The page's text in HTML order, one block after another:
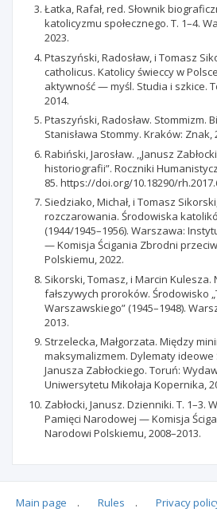
Łatka, Rafał, red. Słownik
katolicyzmu społecznego. T. 1–4.
2023.
Ptaszyński, Radosław, i Tomasz
catholicus. Katolicy świeccy w
aktywność — myśl. Studia i szkice.
2014.
Ptaszyński, Radosław. Stommizm.
Stanisława Stommy. Kraków: Znak,
Rabiński, Jarosław. ,,Janusz
historiografii”. Roczniki
85. https://doi.org/10.18290/
Siedziako, Michał, i Tomasz
rozczarowania. Środowiska
(1944/1945–1956). Warszawa:
— Komisja Ścigania Zbrodni
Polskiemu, 2022.
Sikorski, Tomasz, i Marcin Kulesza.
fałszywych proroków. Środowisko
Warszawskiego” (1945–1948).
2013.
Strzelecka, Małgorzata. Między
maksymalizmem. Dylematy ideowe
Janusza Zabłockiego. Toruń:
Uniwersytetu Mikołaja Kopernika,
Zabłocki, Janusz. Dzienniki. T. 1–3.
Pamięci Narodowej — Komisja
Narodowi Polskiemu, 2008–2013.
Articles quoting
Main page . Rules . Privacy